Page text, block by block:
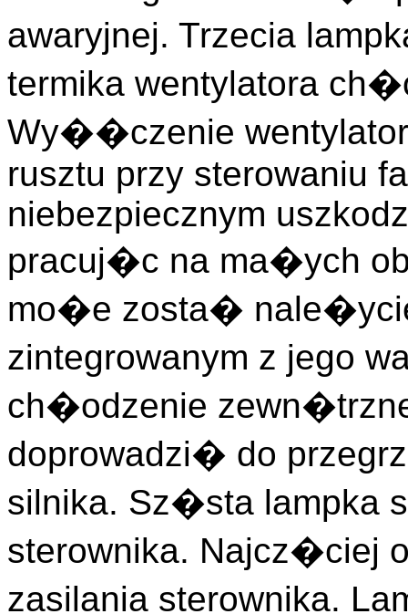
awaryjnej. Trzecia
termika wentylatora
Wy��czenie
rusztu przy sterowaniu
niebezpiecznym
pracuj�c na ma�ych
mo�e zosta�
zintegrowanym z jego
ch�odzenie
doprowadzi� do
silnika. Sz�sta lampka
sterownika. Najcz�ciej
zasilania sterownika.